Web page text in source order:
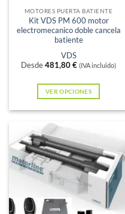
MOTORES PUERTA BATIENTE
Kit VDS PM 600 motor
electromecanico doble cancela
batiente
VDS
Desde481,80€ (IVA incluido)
VER OPCIONES
múltiples
variantes.
Las
opciones